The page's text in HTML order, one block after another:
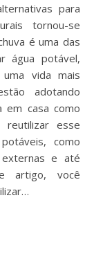
para
tornou-se
é uma das
água potável,
vida mais
adotando
em casa como
reutilizar esse
como
e até
artigo, você